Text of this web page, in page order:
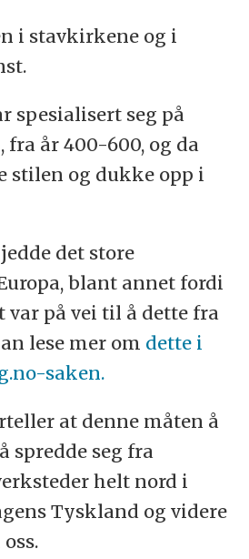
i stavkirkene og i
spesialisert seg på
fra år 400-600, og da
stilen og dukke opp i
det store
blant annet fordi
var på vei til å dette fra
lese mer om dette i
saken.
at denne måten å
spredde seg fra
helt nord i
Tyskland og videre